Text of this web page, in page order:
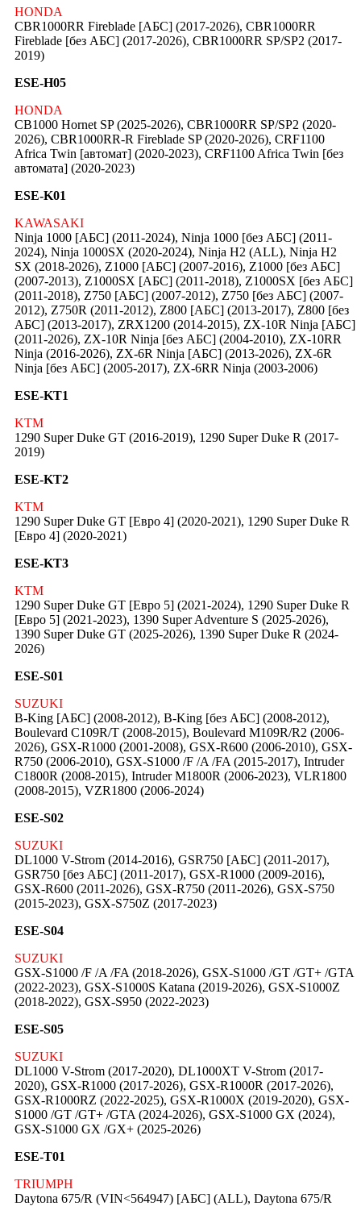
HONDA
CBR1000RR Fireblade [АБС] (2017-2026), CBR1000RR
Fireblade [без АБС] (2017-2026), CBR1000RR SP/SP2 (2017-
2019)
ESE-H05
HONDA
CB1000 Hornet SP (2025-2026), CBR1000RR SP/SP2 (2020-
2026), CBR1000RR-R Fireblade SP (2020-2026), CRF1100
Africa Twin [автомат] (2020-2023), CRF1100 Africa Twin [без
автомата] (2020-2023)
ESE-K01
KAWASAKI
Ninja 1000 [АБС] (2011-2024), Ninja 1000 [без АБС] (2011-
2024), Ninja 1000SX (2020-2024), Ninja H2 (ALL), Ninja H2
SX (2018-2026), Z1000 [АБС] (2007-2016), Z1000 [без АБС]
(2007-2013), Z1000SX [АБС] (2011-2018), Z1000SX [без АБС]
(2011-2018), Z750 [АБС] (2007-2012), Z750 [без АБС] (2007-
2012), Z750R (2011-2012), Z800 [АБС] (2013-2017), Z800 [без
АБС] (2013-2017), ZRX1200 (2014-2015), ZX-10R Ninja [АБС]
(2011-2026), ZX-10R Ninja [без АБС] (2004-2010), ZX-10RR
Ninja (2016-2026), ZX-6R Ninja [АБС] (2013-2026), ZX-6R
Ninja [без АБС] (2005-2017), ZX-6RR Ninja (2003-2006)
ESE-KT1
KTM
1290 Super Duke GT (2016-2019), 1290 Super Duke R (2017-
2019)
ESE-KT2
KTM
1290 Super Duke GT [Евро 4] (2020-2021), 1290 Super Duke R
[Евро 4] (2020-2021)
ESE-KT3
KTM
1290 Super Duke GT [Евро 5] (2021-2024), 1290 Super Duke R
[Евро 5] (2021-2023), 1390 Super Adventure S (2025-2026),
1390 Super Duke GT (2025-2026), 1390 Super Duke R (2024-
2026)
ESE-S01
SUZUKI
B-King [АБС] (2008-2012), B-King [без АБС] (2008-2012),
Boulevard C109R/T (2008-2015), Boulevard M109R/R2 (2006-
2026), GSX-R1000 (2001-2008), GSX-R600 (2006-2010), GSX-
R750 (2006-2010), GSX-S1000 /F /A /FA (2015-2017), Intruder
C1800R (2008-2015), Intruder M1800R (2006-2023), VLR1800
(2008-2015), VZR1800 (2006-2024)
ESE-S02
SUZUKI
DL1000 V-Strom (2014-2016), GSR750 [АБС] (2011-2017),
GSR750 [без АБС] (2011-2017), GSX-R1000 (2009-2016),
GSX-R600 (2011-2026), GSX-R750 (2011-2026), GSX-S750
(2015-2023), GSX-S750Z (2017-2023)
ESE-S04
SUZUKI
GSX-S1000 /F /A /FA (2018-2026), GSX-S1000 /GT /GT+ /GTA
(2022-2023), GSX-S1000S Katana (2019-2026), GSX-S1000Z
(2018-2022), GSX-S950 (2022-2023)
ESE-S05
SUZUKI
DL1000 V-Strom (2017-2020), DL1000XT V-Strom (2017-
2020), GSX-R1000 (2017-2026), GSX-R1000R (2017-2026),
GSX-R1000RZ (2022-2025), GSX-R1000X (2019-2020), GSX-
S1000 /GT /GT+ /GTA (2024-2026), GSX-S1000 GX (2024),
GSX-S1000 GX /GX+ (2025-2026)
ESE-T01
TRIUMPH
Daytona 675/R (VIN<564947) [АБС] (ALL), Daytona 675/R